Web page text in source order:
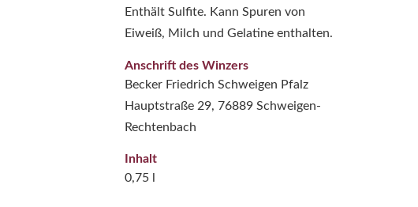
Enthält Sulfite. Kann Spuren von
Eiweiß, Milch und Gelatine enthalten.
Anschrift des Winzers
Becker Friedrich Schweigen Pfalz
Hauptstraße 29, 76889 Schweigen-
Rechtenbach
Inhalt
0,75 l